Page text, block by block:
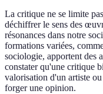
La critique ne se limite
déchiffrer le sens des
résonances dans notre
formations variées,
sociologie, apportent des
constater qu'une critique
valorisation d'un artiste
forger une opinion.